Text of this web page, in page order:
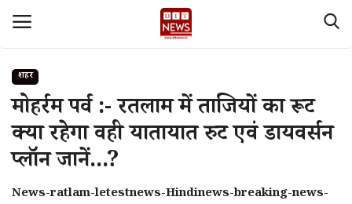
Login Register
Home
शहर
मोहर्रम पर्व :- रतलाम में ताजियों का रूट
क्या रहेगा वही यातायात रुट एवं डायवर्सन
प्लॉन जानें...?
News-ratlam-letestnews-Hindinews-breaking-news-